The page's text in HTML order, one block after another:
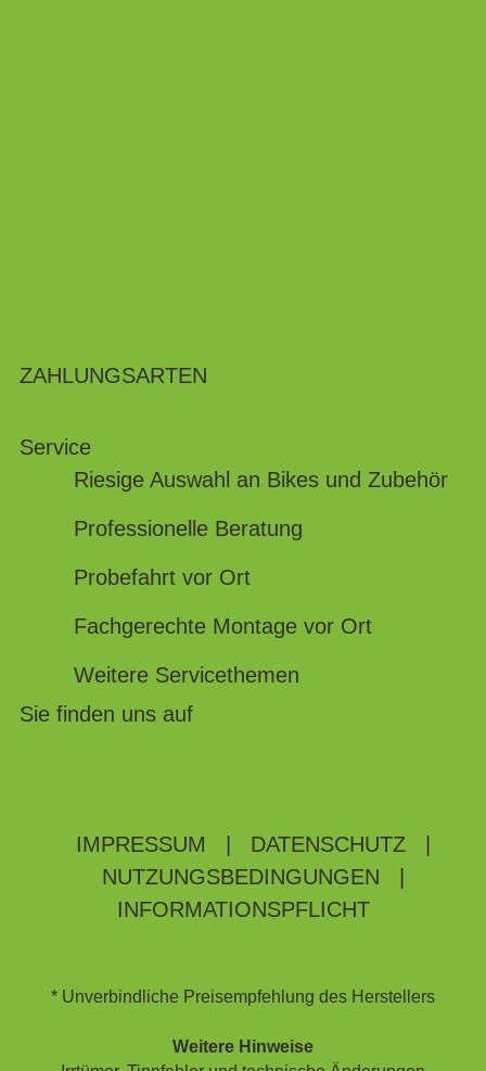
ZAHLUNGSARTEN
Service
Riesige Auswahl an Bikes und Zubehör
Professionelle Beratung
Probefahrt vor Ort
Fachgerechte Montage vor Ort
Weitere Servicethemen
Sie finden uns auf
IMPRESSUM DATENSCHUTZ
NUTZUNGSBEDINGUNGEN
INFORMATIONSPFLICHT
* Unverbindliche Preisempfehlung des Herstellers
Weitere Hinweise